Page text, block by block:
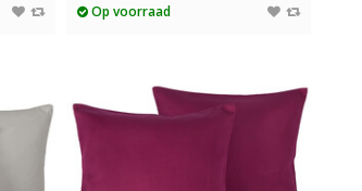
Op voorraad